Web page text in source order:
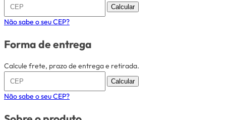
Calcular
Não sabe o seu CEP?
Forma de entrega
Calcule frete, prazo de entrega e retirada.
Calcular
Não sabe o seu CEP?